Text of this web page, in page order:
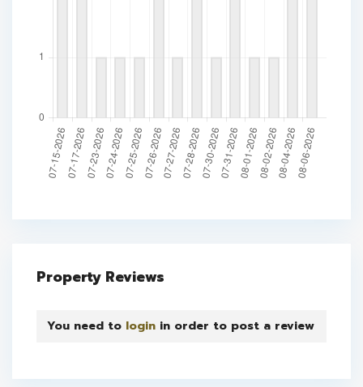
Property Reviews
You need to login in order to post a review